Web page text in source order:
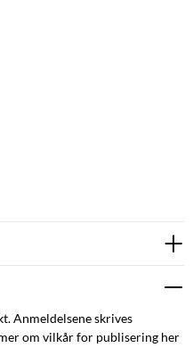
Anmeldelsene skrives
om vilkår for publisering her